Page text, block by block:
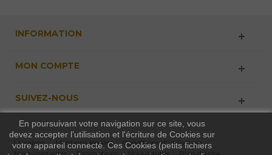
INFORMATION
MON COMPTE
SUIVEZ-NOUS
En poursuivant votre navigation sur ce site, vous
devez accepter l’utilisation et l'écriture de Cookies sur
votre appareil connecté. Ces Cookies (petits fichiers
Livraison Mentions légales
Conditions d'utilisation